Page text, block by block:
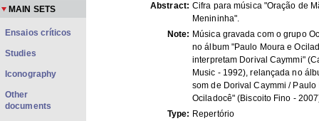
Abstract: Cifra para música "Oração de
Menininha".
Note: Música gravada com o grupo
no álbum "Paulo Moura e
interpretam Dorival Caymmi"
Music - 1992), relançada no
som de Dorival Caymmi / Paulo
Ociladocê" (Biscoito Fino -
Type: Repertório
MAIN SETS
Ensaios críticos
Studies
Iconography
Other
documents